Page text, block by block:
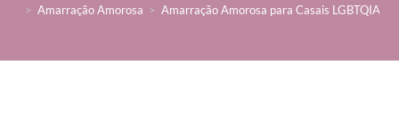
> Amarração Amorosa > Amarração Amorosa para Casais LGBTQIA+: